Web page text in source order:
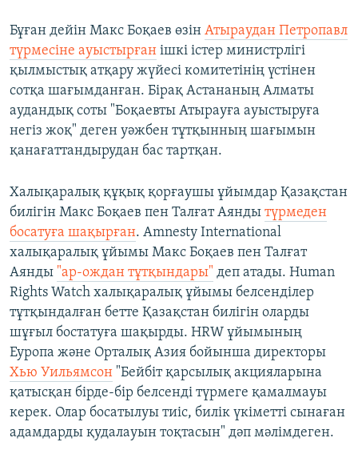
Бұған дейін Макс Боқаев өзін Атыраудан Петропавл
түрмесіне ауыстырған ішкі істер министрлігі
қылмыстық атқару жүйесі комитетінің үстінен
сотқа шағымданған. Бірақ Астананың Алматы
аудандық соты "Боқаевты Атырауға ауыстыруға
негіз жоқ" деген уәжбен тұтқынның шағымын
қанағаттандырудан бас тартқан.
Халықаралық құқық қорғаушы ұйымдар Қазақстан
билігін Макс Боқаев пен Талғат Аянды түрмеден
босатуға шақырған. Amnesty International
халықаралық ұйымы Макс Боқаев пен Талғат
Аянды "ар-ождан тұтқындары" деп атады. Human
Rights Watch халықаралық ұйымы белсенділер
тұтқындалған бетте Қазақстан билігін оларды
шұғыл бостатуға шақырды. HRW ұйымының
Еуропа және Орталық Азия бойынша директоры
Хью Уильямсон "Бейбіт қарсылық акцияларына
қатысқан бірде-бір белсенді түрмеге қамалмауы
керек. Олар босатылуы тиіс, билік үкіметті сынаған
адамдарды қудалауын тоқтасын" дәп мәлімдеген.